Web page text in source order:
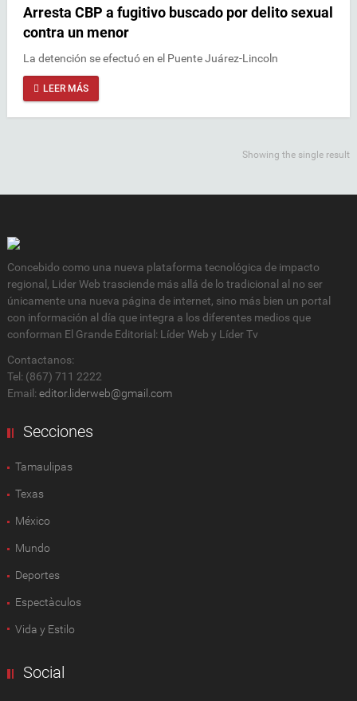
Arresta CBP a fugitivo buscado por delito sexual
contra un menor
La detención se efectuó en el Puente Juárez-Lincoln
LEER MÁS
Showing the single result
Concebido como una nueva plataforma tecnológica de impacto
regional, Lider Web trasciende más allá de lo tradicional al no ser
únicamente una nueva página de internet, sino más bien un portal
con información al día que integra a los diferentes medios que
conforman El Grande Editorial: Líder Web y Líder Tv
Contactanos:
Tel: (867) 711 2222
Email: editor.liderweb@gmail.com
Secciones
Tamaulipas
Texas
México
Mundo
Deportes
Espectàculos
Vida y Estilo
Social